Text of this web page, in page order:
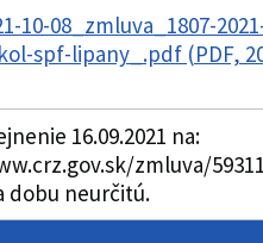
10-08_zmluva_1807-
spf-lipany_.pdf (PDF,
16.09.2021 na:
zmluva/
dobu neurčitú.